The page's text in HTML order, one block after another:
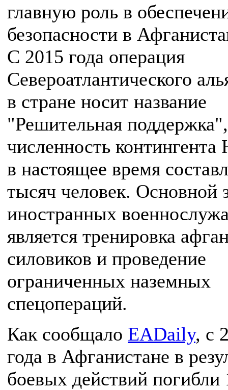
главную роль в
безопасности в
С 2015 года операция
Североатлантического
в стране носит название
"Решительная поддержка",
численность
в настоящее время
тысяч человек. Основной
иностранных
является тренировка
силовиков и проведение
ограниченных наземных
спецопераций.
Как сообщало EADaily, с
года в Афганистане в
боевых действий погибли